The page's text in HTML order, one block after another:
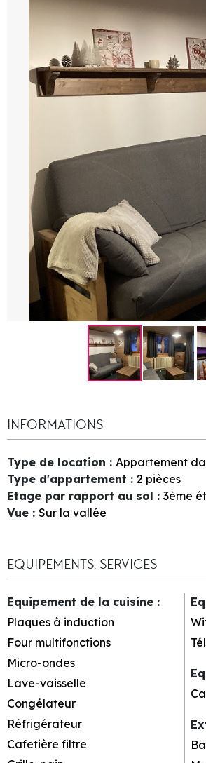
INFORMATIONS
Type de location : Appartement
Type d'appartement : 2 pièces
Etage par rapport au sol : 3ème
Vue : Sur la vallée
EQUIPEMENTS, SERVICES
Equipement de la cuisine :
Plaques à induction
Four multifonctions
Micro-ondes
Lave-vaisselle
Congélateur
Réfrigérateur
Cafetière filtre